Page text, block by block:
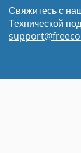
Свяжитесь с
Технической